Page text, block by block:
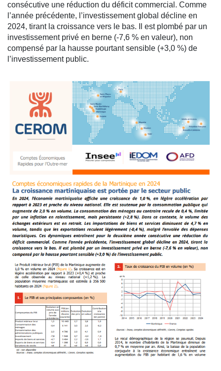
consécutive une réduction du déficit commercial. Comme
l’année précédente, l’investissement global décline en
2024, tirant la croissance vers le bas. Il est plombé par un
investissement privé en berne (-7,6 % en valeur), non
compensé par la hausse pourtant sensible (+3,0 %) de
l’investissement public.